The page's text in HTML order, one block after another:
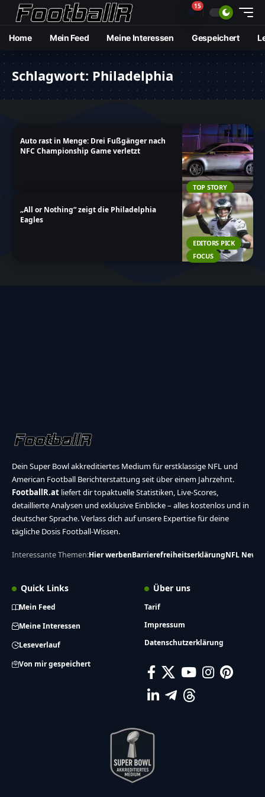
🔔15
Home Mein Feed Meine Interessen Gespeichert
Schlagwort: Philadelphia
TOP STORY
Auto rast in Menge: Drei Fußgänger nach
NFC Championship Game verletzt
EDITORS PICK
FOCUS
„All or Nothing“ zeigt die Philadelphia
Eagles
Dein Super Bowl akkreditiertes Medium für erstklassige NFL und
American Football Berichterstattung seit über einem Jahrzehnt.
FootballR.at liefert dir topaktuelle Statistiken, Live-Scores,
detaillierte Analysen und exklusive Einblicke – alles kostenlos und in
deutscher Sprache. Verlass dich auf unsere Expertise für deine
tägliche Dosis Football-Wissen.
Interessante Themen:Hier werbenBarrierefreiheitserklärungNFL News
Quick Links
Mein Feed
Meine Interessen
Leseverlauf
Von mir gespeichert
Über uns
Tarif
Impressum
Datenschutzerklärung